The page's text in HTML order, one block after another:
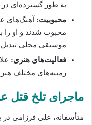
به طور گسترده‌ای در
محبوبیت: آهنگ‌های
محبوب شدند و او را
موسیقی محلی تبدیل
فعالیت‌های هنری:
زمینه‌های مختلف
ماجرای تلخ قتل
متأسفانه، علی فرزامی